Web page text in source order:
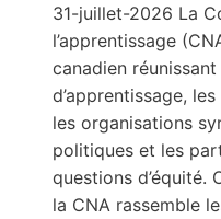
31-juillet-2026 La
l’apprentissage
canadien
d’apprentissage,
les organisations
politiques et les
questions d’équité.
la CNA rassemble